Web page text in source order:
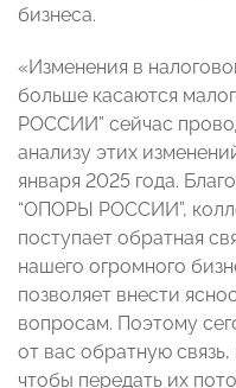
бизнеса.
«Изменения в
больше касаются
РОССИИ” сейчас
анализу этих
января 2025 года.
“ОПОРЫ РОССИИ”,
поступает обратная
нашего огромного
позволяет внести
вопросам. Поэтому
от вас обратную
чтобы передать их